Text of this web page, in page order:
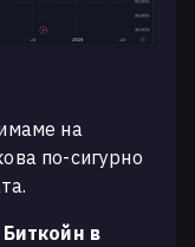
на
по-сигурно
в